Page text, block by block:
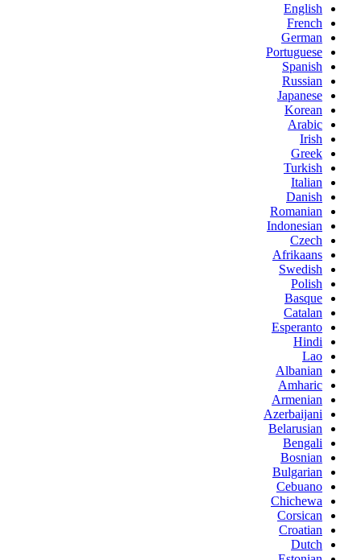
English
French
German
Portuguese
Spanish
Russian
Japanese
Korean
Arabic
Irish
Greek
Turkish
Italian
Danish
Romanian
Indonesian
Czech
Afrikaans
Swedish
Polish
Basque
Catalan
Esperanto
Hindi
Lao
Albanian
Amharic
Armenian
Azerbaijani
Belarusian
Bengali
Bosnian
Bulgarian
Cebuano
Chichewa
Corsican
Croatian
Dutch